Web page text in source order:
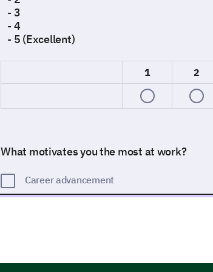
- 3
- 4
- 5 (Excellent)
1 2
What motivates you the most at work?
Career advancement